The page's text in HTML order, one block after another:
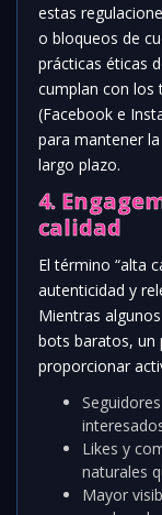
estas
o bloqueos de
prácticas éticas
cumplan con
(Facebook e
para mantener
largo plazo.
4.
calidad
El término “alta
autenticidad y
Mientras
bots baratos, un
proporcionar
Likes y
naturales
Mayor